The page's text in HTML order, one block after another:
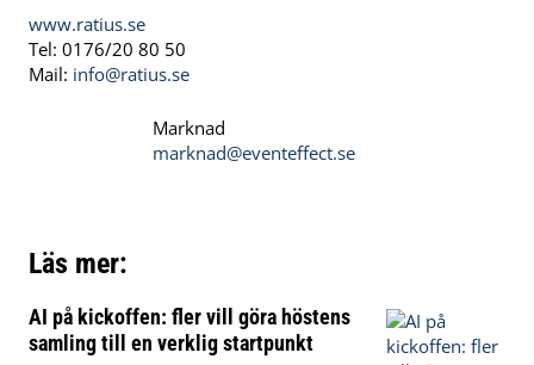
www.ratius.se
Tel: 0176/20 80 50
Mail: info@ratius.se
Marknad
marknad@eventeffect.se
Läs mer:
AI på kickoffen: fler vill göra höstens
samling till en verklig startpunkt